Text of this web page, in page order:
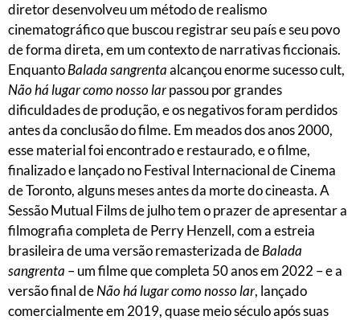
diretor desenvolveu um método de realismo
cinematográfico que buscou registrar seu país e seu povo
de forma direta, em um contexto de narrativas ficcionais.
EnquantoBalada sangrentaalcançou enorme sucesso cult,
Não há lugar como nosso larpassou por grandes
dificuldades de produção, e os negativos foram perdidos
antes da conclusão do filme. Em meados dos anos 2000,
esse material foi encontrado e restaurado, e o filme,
finalizado e lançado no Festival Internacional de Cinema
de Toronto, alguns meses antes da morte do cineasta. A
Sessão Mutual Films de julho tem o prazer de apresentar a
filmografia completa de Perry Henzell, com a estreia
brasileira de uma versão remasterizada deBalada
sangrenta – um filme que completa 50 anos em 2022 – e a
versão final deNão há lugar como nosso lar, lançado
comercialmente em 2019, quase meio século após suas